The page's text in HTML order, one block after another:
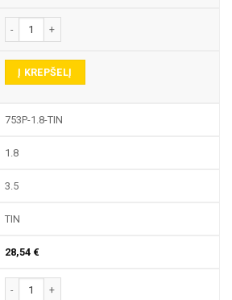
produkto kiekis: 753P TEKINIMO PLOKŠTELĖ
Į KREPŠELĮ
753P-1.8-TIN
1.8
3.5
TIN
28,54 €
produkto kiekis: 753P TEKINIMO PLOKŠTELĖ